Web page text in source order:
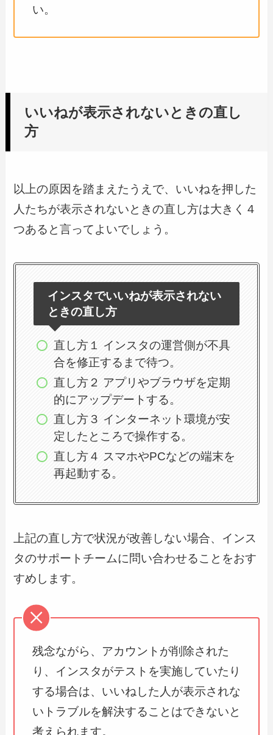
い。
いいねが表示されないときの直し
方
以上の原因を踏まえたうえで、いいねを押した
人たちが表示されないときの直し方は大きく４
つあると言ってよいでしょう。
インスタでいいねが表示されない
ときの直し方
直し方１ インスタの運営側が不具
合を修正するまで待つ。
直し方２ アプリやブラウザを定期
的にアップデートする。
直し方３ インターネット環境が安
定したところで操作する。
直し方４ スマホやPCなどの端末を
再起動する。
上記の直し方で状況が改善しない場合、インス
タのサポートチームに問い合わせることをおす
すめします。
残念ながら、アカウントが削除された
り、インスタがテストを実施していたり
する場合は、いいねした人が表示されな
いトラブルを解決することはできないと
考えられます。